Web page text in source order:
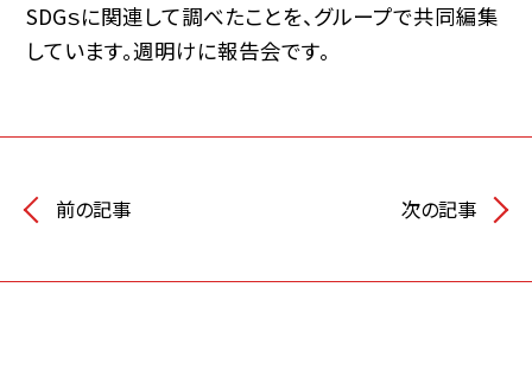
SDGｓに関連して調べたことを、グループで共同編集
しています。週明けに報告会です。
前の記事 次の記事